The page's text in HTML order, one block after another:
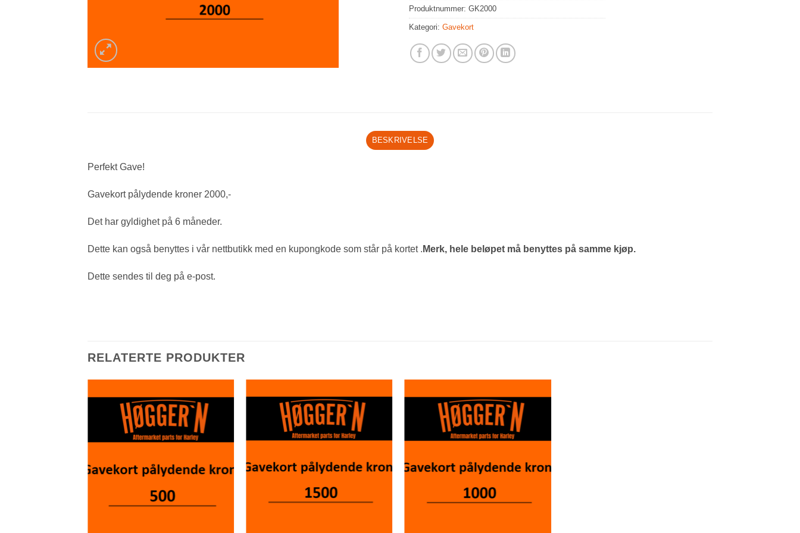
Produktnummer: GK2000
Kategori: Gavekort
BESKRIVELSE
Perfekt Gave!
Gavekort pålydende kroner 2000,-
Det har gyldighet på 6 måneder.
Dette kan også benyttes i vår nettbutikk med en kupongkode som står på kortet . Merk, hele beløpet må benyttes på samme kjøp.
Dette sendes til deg på e-post.
RELATERTE PRODUKTER